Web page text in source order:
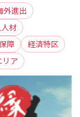
外進出
材
障
経済特区
ア